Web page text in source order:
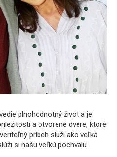
plnohodnotný život a je
a otvorené dvere, ktoré
príbeh slúži ako veľká
si našu veľkú pochvalu.